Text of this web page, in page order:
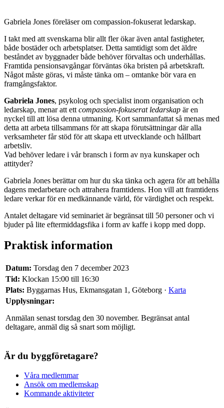
Gabriela Jones föreläser om compassion-fokuserat ledarskap.
I takt med att svenskarna blir allt fler ökar även antal fastigheter,
både bostäder och arbetsplatser. Detta samtidigt som det äldre
beståndet av byggnader både behöver förvaltas och underhållas.
Framtida pensionsavgångar förväntas öka bristen på arbetskraft.
Något måste göras, vi måste tänka om – omtanke bör vara en
framgångsfaktor.
Gabriela Jones, psykolog och specialist inom organisation och
ledarskap, menar att ett compassion-fokuserat ledarskap är en
nyckel till att lösa denna utmaning. Kort sammanfattat så menas med
detta att arbeta tillsammans för att skapa förutsättningar där alla
verksamheter får stöd för att skapa ett utvecklande och hållbart
arbetsliv.
Vad behöver ledare i vår bransch i form av nya kunskaper och
attityder?
Gabriela Jones berättar om hur du ska tänka och agera för att behålla
dagens medarbetare och attrahera framtidens. Hon vill att framtidens
ledare verkar för en medkännande värld, för värdighet och respekt.
Antalet deltagare vid seminariet är begränsat till 50 personer och vi
bjuder på lite eftermiddagsfika i form av kaffe i kopp med dopp.
Praktisk information
Datum: Torsdag den 7 december 2023
Tid: Klockan 15:00 till 16:30
Plats: Byggarnas Hus, Ekmansgatan 1, Göteborg · Karta
Upplysningar:
Anmälan senast torsdag den 30 november. Begränsat antal
deltagare, anmäl dig så snart som möjligt.
Är du byggföretagare?
Våra medlemmar
Ansök om medlemskap
Kommande aktiviteter